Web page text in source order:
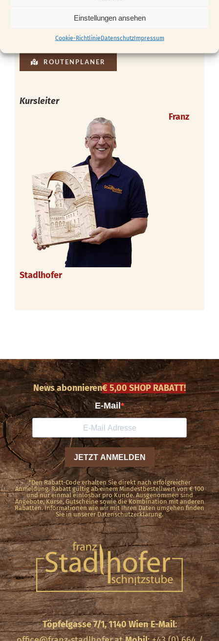
Einstellungen ansehen
Cookie-RichtlinieDatenschutzImpressum
ROUTENPLANER
Kursleiter
Franz
Stadlhofer
News abonnieren€ 5,00 SHOP RABATT!
*Den Rabatt-Code erhalten Sie direkt nach erfolgreicher
Anmeldung. Rabatt gültig ab einem Mindestbestellwert von € 100
und nur einmal einlösbar pro Kunde. Ausgenommen sind
Angebote, Kurse, Gutscheine sowie die Kombination mit anderen
Rabatten. Informationen wie wir mit Ihren Daten umgehen finden
Sie in unserer Datenschutzerklärung.
Töpfelgasse 7/1, 1140 Wien E-Mail: